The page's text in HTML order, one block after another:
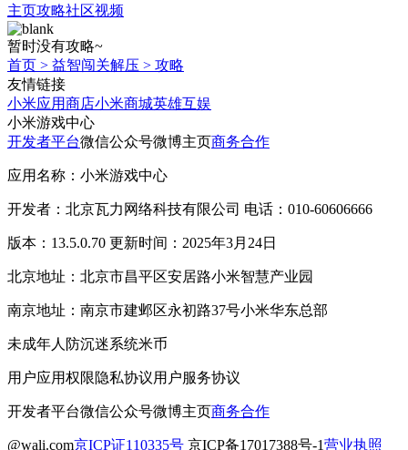
主页攻略社区视频
暂时没有攻略~
首页 > 益智闯关解压 > 攻略
友情链接
小米应用商店小米商城英雄互娱
小米游戏中心
开发者平台微信公众号微博主页商务合作
应用名称：小米游戏中心
开发者：北京瓦力网络科技有限公司 电话：010-60606666
版本：13.5.0.70 更新时间：2025年3月24日
北京地址：北京市昌平区安居路小米智慧产业园
南京地址：南京市建邺区永初路37号小米华东总部
未成年人防沉迷系统米币
用户应用权限隐私协议用户服务协议
开发者平台微信公众号微博主页商务合作
@wali.com京ICP证110335号 京ICP备17017388号-1营业执照